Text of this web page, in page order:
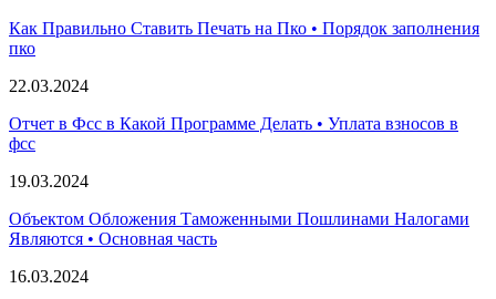
Как Правильно Ставить Печать на Пко • Порядок заполнения
пко
22.03.2024
Отчет в Фсс в Какой Программе Делать • Уплата взносов в
фсс
19.03.2024
Объектом Обложения Таможенными Пошлинами Налогами
Являются • Основная часть
16.03.2024